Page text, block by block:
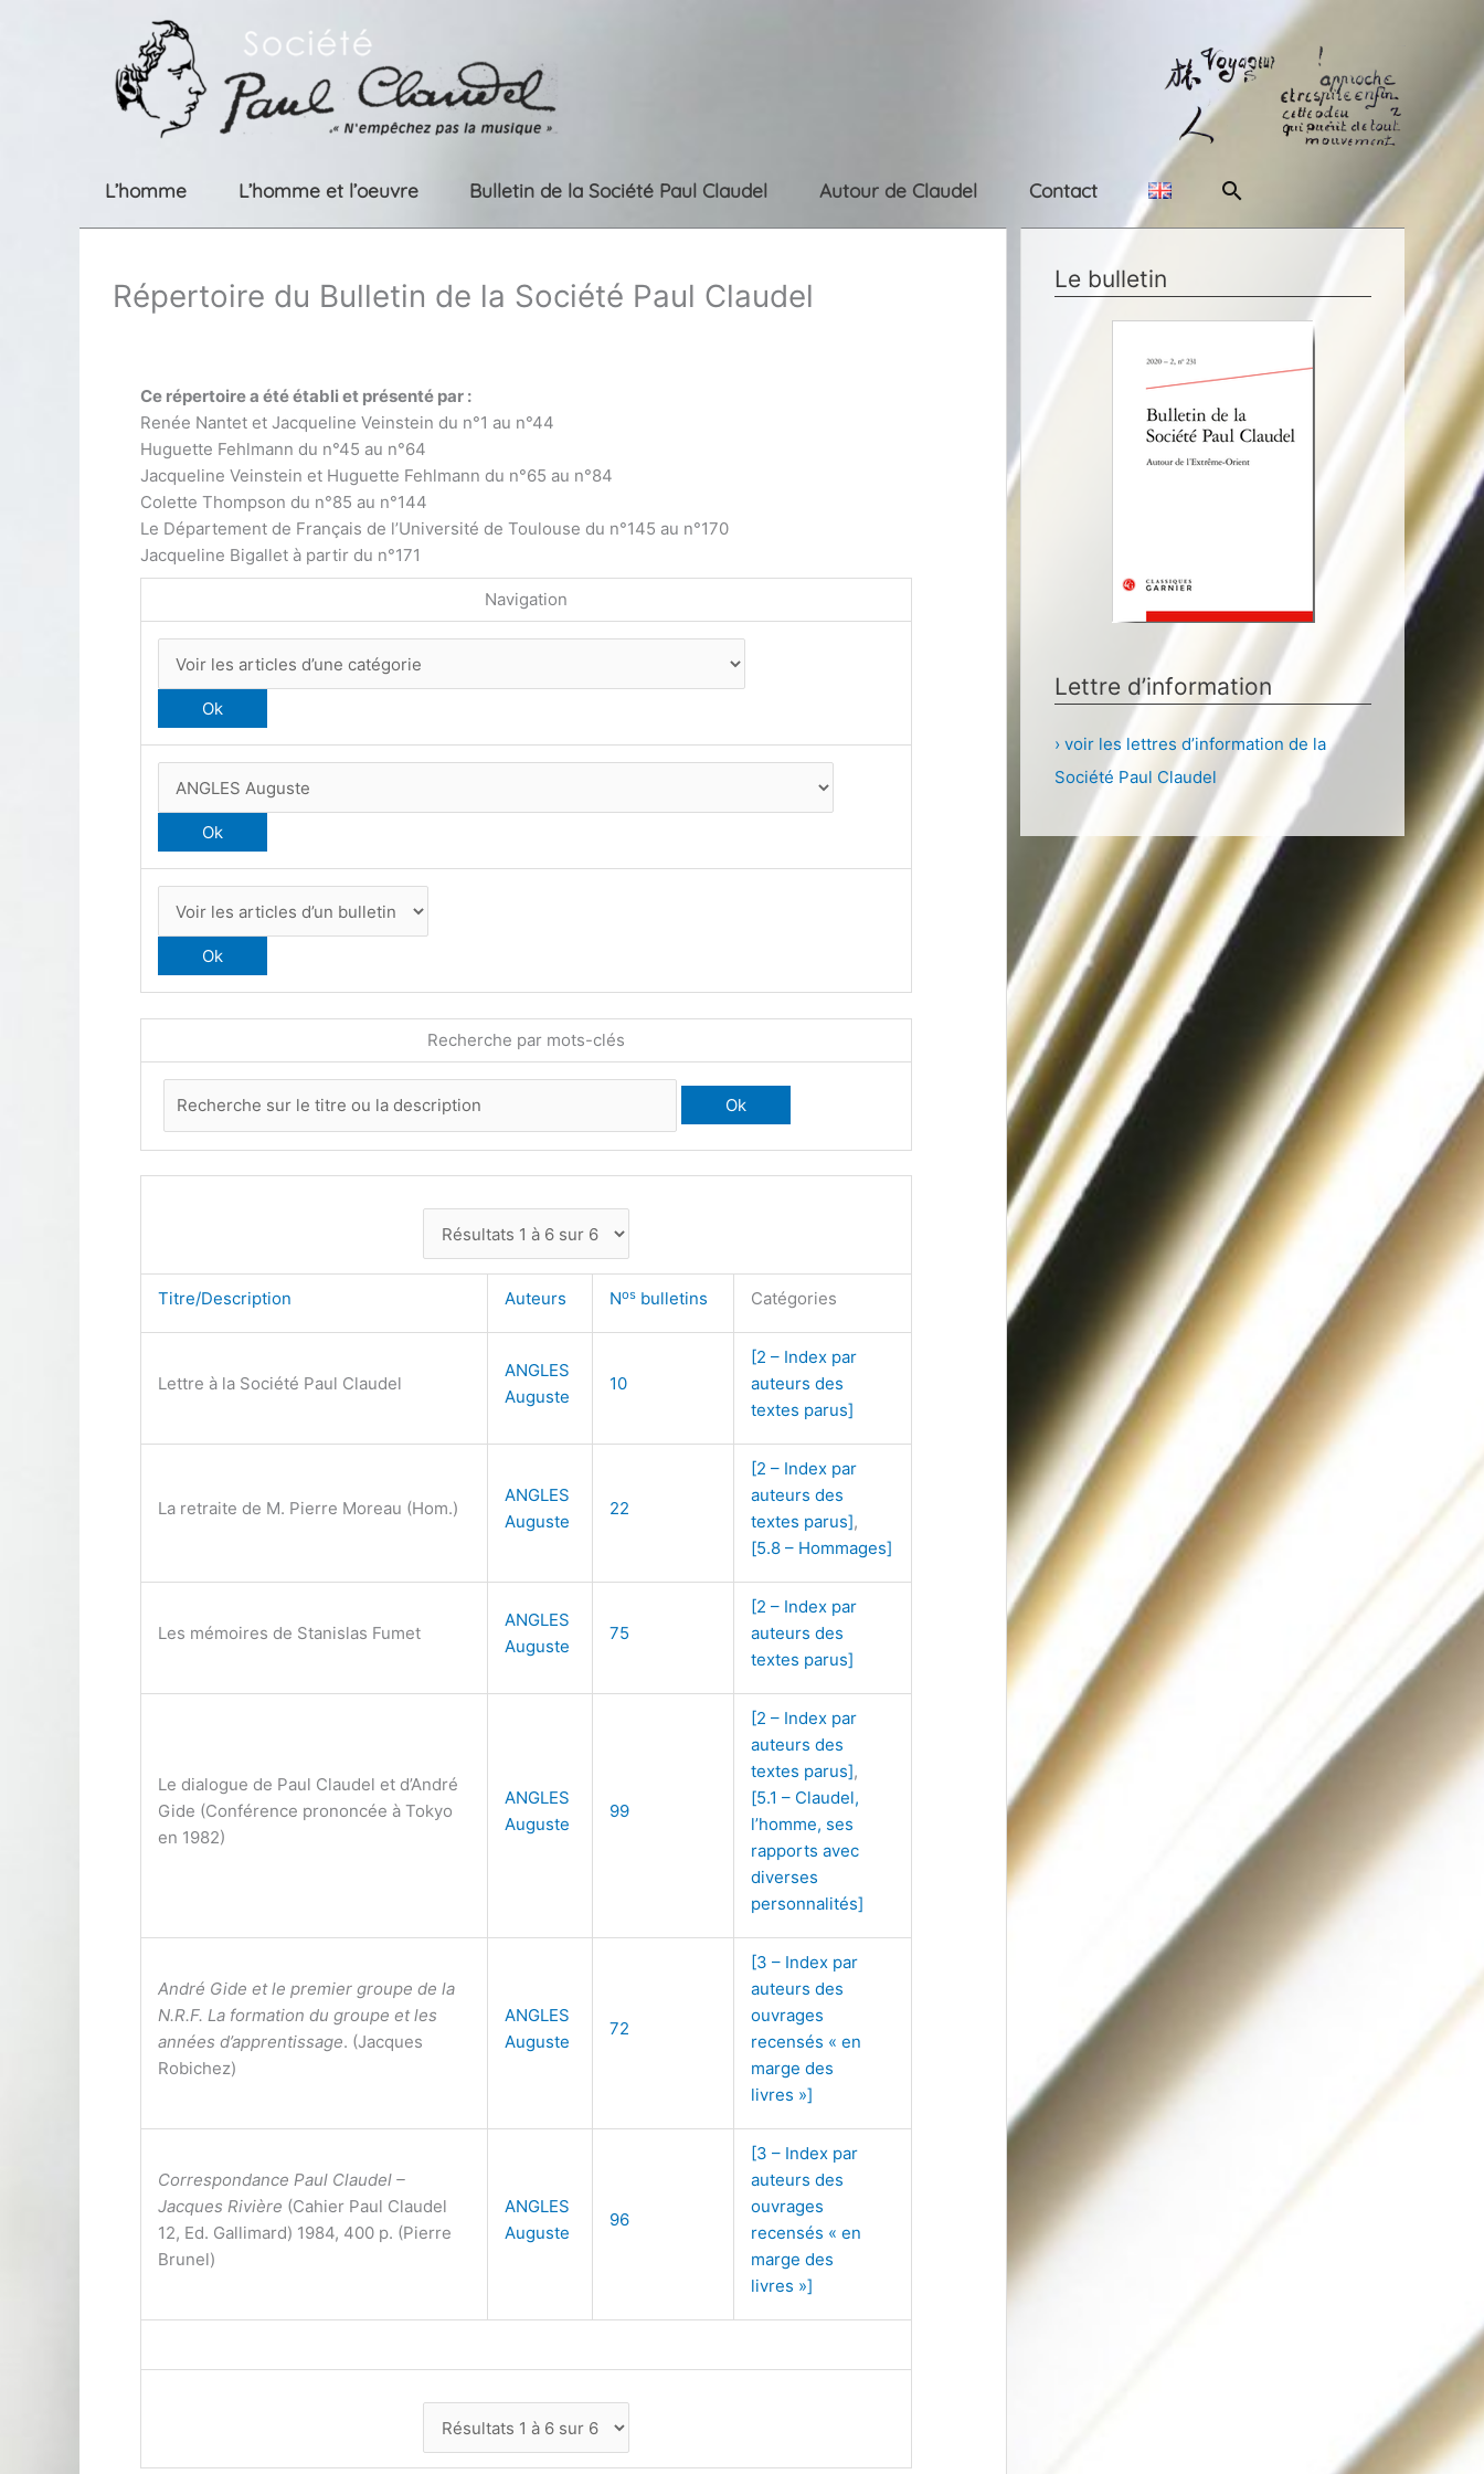
L’homme L’homme et l’oeuvre Bulletin de la Société Paul Claudel Autour de Claudel Contact Rechercher
Répertoire du Bulletin de la Société Paul Claudel
Ce répertoire a été établi et présenté par :
Renée Nantet et Jacqueline Veinstein du n°1 au n°44
Huguette Fehlmann du n°45 au n°64
Jacqueline Veinstein et Huguette Fehlmann du n°65 au n°84
Colette Thompson du n°85 au n°144
Le Département de Français de l’Université de Toulouse du n°145 au n°170
Jacqueline Bigallet à partir du n°171
Navigation
Recherche par mots-clés
Titre/Description Auteurs Nos bulletins Catégories
Lettre à la Société Paul Claudel
ANGLES
Auguste
10
[2 – Index par
auteurs des
textes parus]
La retraite de M. Pierre Moreau (Hom.)
ANGLES
Auguste
22
[2 – Index par
auteurs des
textes parus],
[5.8 – Hommages]
Les mémoires de Stanislas Fumet
ANGLES
Auguste
75
[2 – Index par
auteurs des
textes parus]
Le dialogue de Paul Claudel et d’André
Gide (Conférence prononcée à Tokyo
en 1982)
ANGLES
Auguste
99
[2 – Index par
auteurs des
textes parus],
[5.1 – Claudel,
l’homme, ses
rapports avec
diverses
personnalités]
André Gide et le premier groupe de la
N.R.F. La formation du groupe et les
années d’apprentissage. (Jacques
Robichez)
ANGLES
Auguste
72
[3 – Index par
auteurs des
ouvrages
recensés « en
marge des
livres »]
Correspondance Paul Claudel –
Jacques Rivière (Cahier Paul Claudel
12, Ed. Gallimard) 1984, 400 p. (Pierre
Brunel)
ANGLES
Auguste
96
[3 – Index par
auteurs des
ouvrages
recensés « en
marge des
livres »]
Le bulletin
Lettre d’information
› voir les lettres d’information de la
Société Paul Claudel